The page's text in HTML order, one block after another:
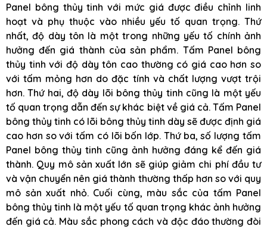
Panel bông thủy tinh với mức giá được điều chỉnh linh
hoạt và phụ thuộc vào nhiều yếu tố quan trọng. Thứ
nhất, độ dày tôn là một trong những yếu tố chính ảnh
hưởng đến giá thành của sản phẩm. Tấm Panel bông
thủy tinh với độ dày tôn cao thường có giá cao hơn so
với tấm mỏng hơn do đặc tính và chất lượng vượt trội
hơn. Thứ hai, độ dày lõi bông thủy tinh cũng là một yếu
tố quan trọng dẫn đến sự khác biệt về giá cả. Tấm Panel
bông thủy tinh có lõi bông thủy tinh dày sẽ được định giá
cao hơn so với tấm có lõi bốn lớp. Thứ ba, số lượng tấm
Panel bông thủy tinh cũng ảnh hưởng đáng kể đến giá
thành. Quy mô sản xuất lớn sẽ giúp giảm chi phí đầu tư
và vận chuyển nên giá thành thường thấp hơn so với quy
mô sản xuất nhỏ. Cuối cùng, màu sắc của tấm Panel
bông thủy tinh là một yếu tố quan trọng khác ảnh hưởng
đến giá cả. Màu sắc phong cách và độc đáo thường đòi